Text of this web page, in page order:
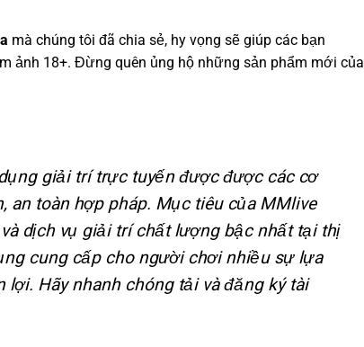
mà chúng tôi đã chia sẻ, hy vọng sẽ giúp các bạn
ảnh 18+. Đừng quên ủng hộ những sản phẩm mới của
giải trí trực tuyến được được các cơ
an toàn hợp pháp. Mục tiêu của MMlive
dịch vụ giải trí chất lượng bậc nhất tại thị
cung cấp cho người chơi nhiều sự lựa
lợi. Hãy nhanh chóng tải và đăng ký tài